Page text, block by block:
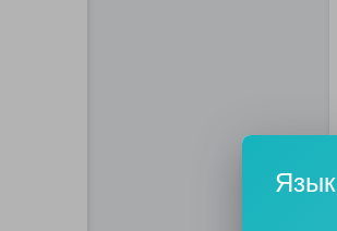
Язык